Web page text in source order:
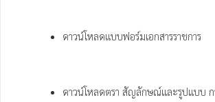
ดาวน์โหลดแบบฟอร์มเอกสารราชการ
ดาวน์โหลดตรา สัญลักษณ์และรูปแบบ ก